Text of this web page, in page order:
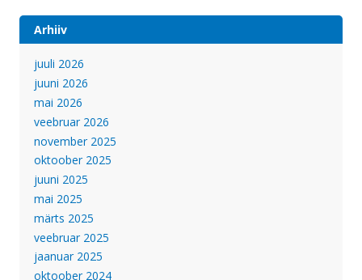
Arhiiv
juuli 2026
juuni 2026
mai 2026
veebruar 2026
november 2025
oktoober 2025
juuni 2025
mai 2025
märts 2025
veebruar 2025
jaanuar 2025
oktoober 2024